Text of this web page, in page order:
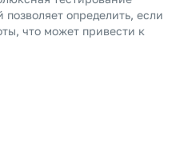
определить, если
что может привести к